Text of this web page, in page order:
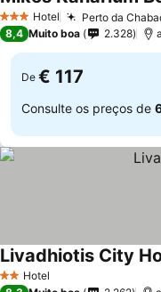
3 EstrelasHotel Perto da
8,4 Muito boa 2.328
De € 117
Consulte os preços de
2 Estrelas
Hotel
Livadhiotis City